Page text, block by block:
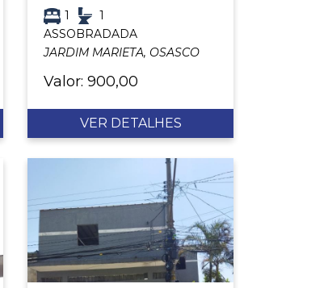
1
1
ASSOBRADADA
JARDIM MARIETA, OSASCO
Valor: 900,00
VER DETALHES